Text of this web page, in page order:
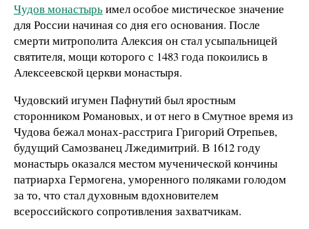
Чудов монастырьимел особое мистическое значение
для России начиная со дня его основания. После
смерти митрополита Алексия он стал усыпальницей
святителя, мощи которого с 1483 года покоились в
Алексеевской церкви монастыря.
Чудовский игумен Пафнутий был яростным
сторонником Романовых, и от него в Смутное время из
Чудова бежал монах-расстрига Григорий Отрепьев,
будущий Самозванец Лжедимитрий. В 1612 году
монастырь оказался местом мученической кончины
патриарха Гермогена, уморенного поляками голодом
за то, что стал духовным вдохновителем
всероссийского сопротивления захватчикам.